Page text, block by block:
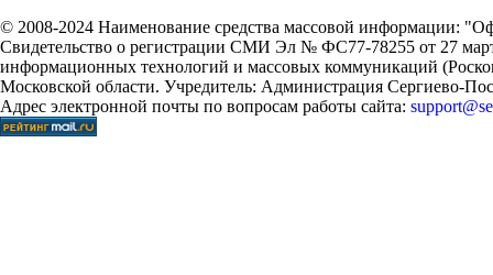
© 2008-2024 Наименование средства массовой информации:
Свидетельство о регистрации СМИ Эл № ФС77-78255 от 27
информационных технологий и массовых коммуникаций
Московской области. Учредитель: Администрация Сергиево-
Адрес электронной почты по вопросам работы сайта: